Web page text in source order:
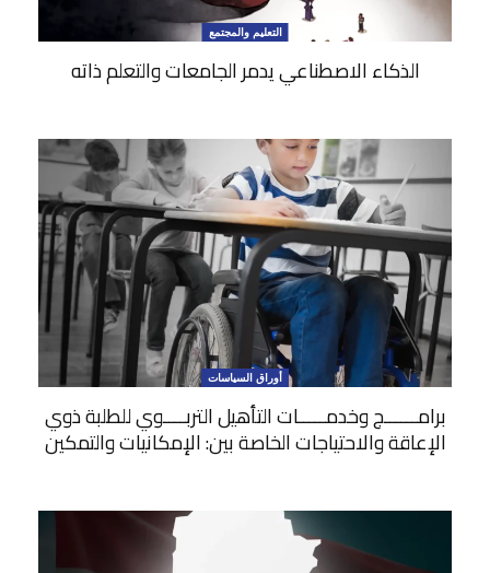
التعليم والمجتمع
الذكاء الاصطناعي يدمر الجامعات والتعلم ذاته
أوراق السياسات
برامــــــج وخدمـــــات التأهيل التربــــوي للطلبة ذوي
الإعاقة والاحتياجات الخاصة بين: الإمكانيات والتمكين